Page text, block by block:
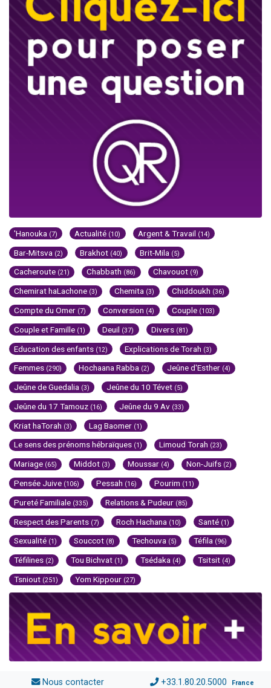
'Hanouka (7) Actualité (10) Argent & Travail (14)
Bar-Mitsva (2) Brakhot (40) Brit-Mila (5)
Cacheroute (21) Chabbath (86) Chavouot (9)
Chemirat haLachone (3) Chemita (3) Chiddoukh (36)
Compte du Omer (7) Conversion (4) Couple (103)
Couple et Famille (1) Deuil (37) Divers (81)
Education des enfants (12) Explications de Torah (3)
Femmes (290) Hochaana Rabba (2) Jeûne d'Esther (4)
Jeûne de Guedalia (3) Jeûne du 10 Tévet (5)
Jeûne du 17 Tamouz (16) Jeûne du 9 Av (33)
Kriat haTorah (3) Lag Baomer (1)
Le sens des prénoms hébraïques (1) Limoud Torah (23)
Mariage (65) Middot (3) Moussar (4) Non-Juifs (2)
Pensée Juive (106) Pessah (16) Pourim (11)
Pureté Familiale (335) Relations & Pudeur (85)
Respect des Parents (7) Roch Hachana (10) Santé (1)
Sexualité (1) Souccot (8) Techouva (5) Téfila (96)
Téfilines (2) Tou Bichvat (1) Tsédaka (4) Tsitsit (4)
Tsniout (251) Yom Kippour (27)
Nous contacter +33.1.80.20.5000 France